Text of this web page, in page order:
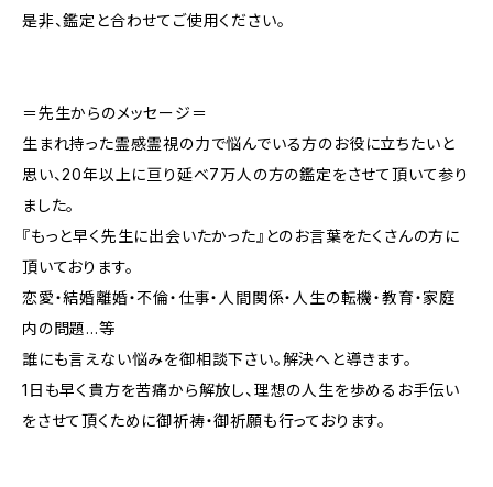
是非、鑑定と合わせてご使用ください。
＝先生からのメッセージ＝
生まれ持った霊感霊視の力で悩んでいる方のお役に立ちたいと
思い、20年以上に亘り延べ7万人の方の鑑定をさせて頂いて参り
ました。
『もっと早く先生に出会いたかった』とのお言葉をたくさんの方に
頂いております。
恋愛・結婚離婚・不倫・仕事・人間関係・人生の転機・教育・家庭
内の問題…等
誰にも言えない悩みを御相談下さい。解決へと導きます。
1日も早く貴方を苦痛から解放し、理想の人生を歩めるお手伝い
をさせて頂くために御祈祷・御祈願も行っております。